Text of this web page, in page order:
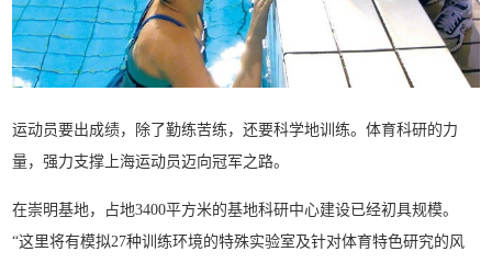
运动员要出成绩，除了勤练苦练，还要科学地训练。体育科研的力
量，强力支撑上海运动员迈向冠军之路。
在崇明基地，占地3400平方米的基地科研中心建设已经初具规模。
“这里将有模拟27种训练环境的特殊实验室及针对体育特色研究的风